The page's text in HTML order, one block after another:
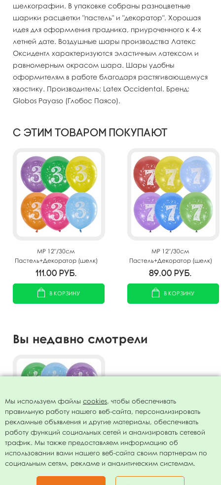
шелкографии. В упаковке собраны разноцветные
шарики расцветки "пастель" и "декоратор". Хорошая
идея для оформления прадника, приуроченного к 4-х
летней дате. Воздушные шары производства Латекс
Оксидентл характеризуются эластичным латексом и
равномерным окрасом шара. Шары удобны
оформителям в работе благодаря растягивающемуся
хвостику. Производитель: Latex Occidental. Бренд:
Globos Payaso (Глобос Паясо).
С этим товаром покупают
MP 12"/30см
Пастель+Декоратор (шелк)
спец. ассорти 2 ст. рис
111.00 руб.
В КОРЗИНУ
MP 12"/30см
Пастель+Декоратор (шелк)
спец. ассорти 2 ст. рис
89.00 руб.
В КОРЗИНУ
Вы недавно смотрели
Воздушные шары
Пастель+Декоратор (шелк)
ассорти 2 ст. рис. Цифра
89.00руб.
Мы используем файлы cookies, чтобы обеспечивать
правильную работу нашего веб-сайта, персонализировать
рекламные объявления и другие материалы, обеспечивать
работу функций социальных сетей и анализировать сетевой
трафик. Мы также предоставляем информацию об
использовании вами нашего веб-сайта своим партнерам по
социальным сетям, рекламе и аналитическим системам.